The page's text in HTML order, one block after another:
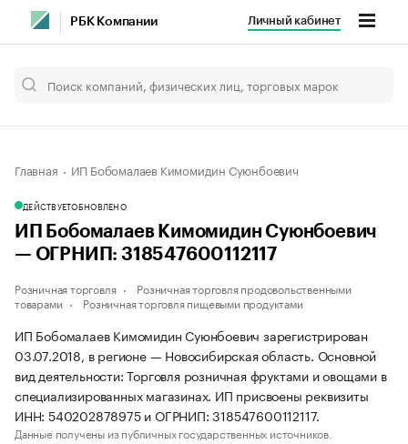
РБК Компании Личный кабинет
Главная ИП Бобомалаев Кимомидин Суюнбоевич
ДЕЙСТВУЕТОБНОВЛЕНО
ИП Бобомалаев Кимомидин Суюнбоевич
— ОГРНИП: 318547600112117
Розничная торговля
Розничная торговля продовольственными
товарами
Розничная торговля пищевыми продуктами
ИП Бобомалаев Кимомидин Суюнбоевич зарегистрирован
03.07.2018, в регионе — Новосибирская область. Основной
вид деятельности: Торговля розничная фруктами и овощами в
специализированных магазинах. ИП присвоены реквизиты
ИНН: 540202878975 и ОГРНИП: 318547600112117.
Данные получены из публичных государственных источников.